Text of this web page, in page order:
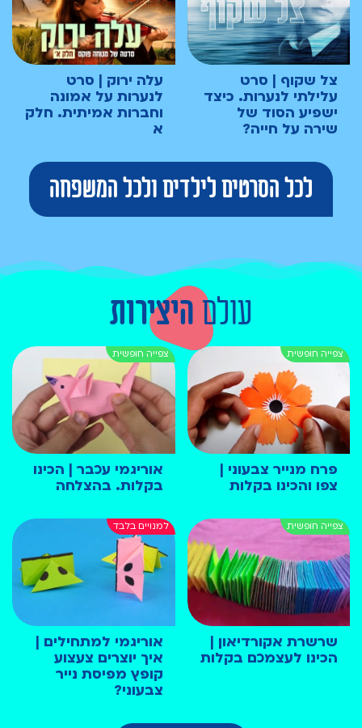
צל שקוף | סרט
עלילתי לנערות. כיצד
ישפיע הסוד של
שירה על חייה?
עלה ירוק | סרט
לנערות על אמונה
וחברות אמיתית. חלק
א
לכל הסרטים לילדים ולכל המשפחה
עולם היצירות
פרח מנייר צבעוני |
צפו והכינו בקלות
אוריגמי עכבר | הכינו
בקלות. בהצלחה
שרשרת אקורדיאון |
הכינו לעצמכם בקלות
אוריגמי למתחילים |
איך יוצרים צעצוע
קופץ מפיסת נייר
צבעוני?